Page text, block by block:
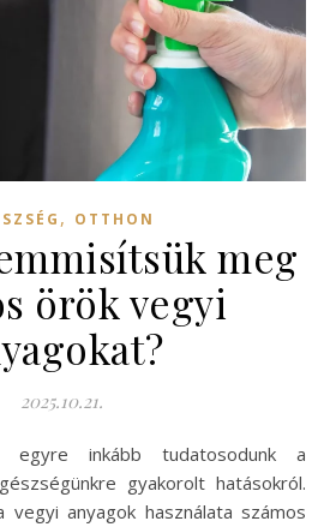
, OTTHON
meg
örök vegyi
2025.10.21.
gyakorolt hatásokról.
anyagok használata számos